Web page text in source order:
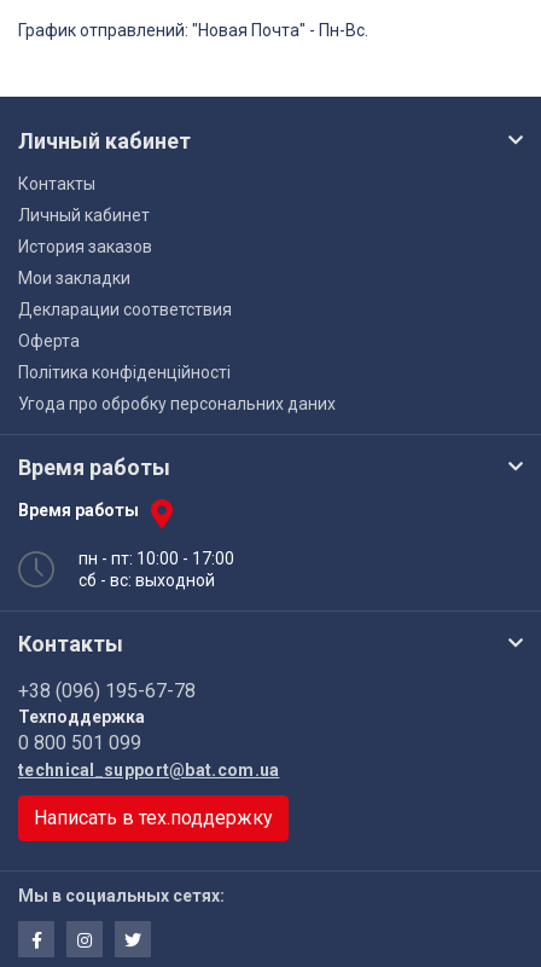
График отправлений: "Новая Почта" - Пн-Вс.
Личный кабинет
Контакты
Личный кабинет
История заказов
Мои закладки
Декларации соответствия
Оферта
Політика конфіденційності
Угода про обробку персональних даних
Время работы
Время работы
пн - пт: 10:00 - 17:00
сб - вс: выходной
Контакты
+38 (096) 195-67-78
Техподдержка
0 800 501 099
technical_support@bat.com.ua
Написать в тех.поддержку
Мы в социальных сетях: